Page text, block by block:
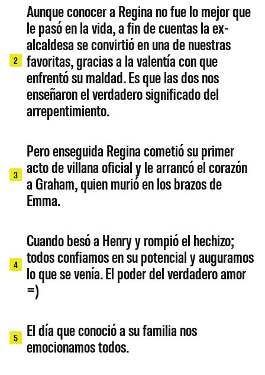
2
Aunque conocer a Regina no fue lo mejor que
le pasó en la vida, a fin de cuentas la ex-
alcaldesa se convirtió en una de nuestras
favoritas, gracias a la valentía con que
enfrentó su maldad. Es que las dos nos
enseñaron el verdadero significado del
arrepentimiento.
3
Pero enseguida Regina cometió su primer
acto de villana oficial y le arrancó el corazón
a Graham, quien murió en los brazos de
Emma.
4
Cuando besó a Henry y rompió el hechizo;
todos confiamos en su potencial y auguramos
lo que se venía. El poder del verdadero amor
=)
5
El día que conoció a su familia nos
emocionamos todos.